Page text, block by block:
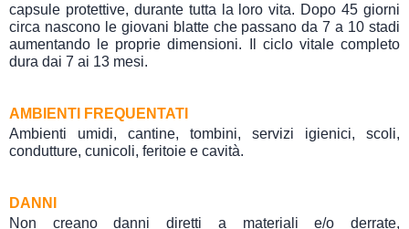
capsule protettive, durante tutta la loro vita. Dopo 45 giorni
circa nascono le giovani blatte che passano da 7 a 10 stadi
aumentando le proprie dimensioni. Il ciclo vitale completo
dura dai 7 ai 13 mesi.
AMBIENTI FREQUENTATI
Ambienti umidi, cantine, tombini, servizi igienici, scoli,
condutture, cunicoli, feritoie e cavità.
DANNI
Non creano danni diretti a materiali e/o derrate,